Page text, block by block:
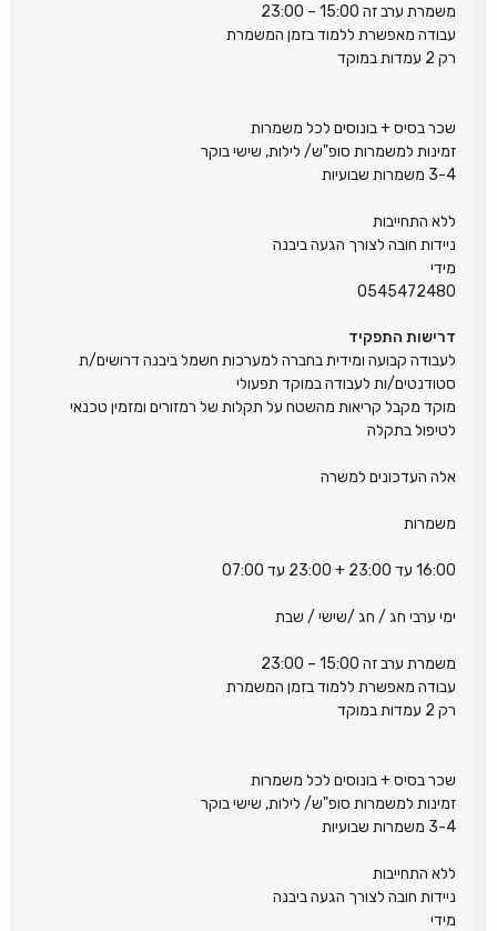
משמרת ערב זה 15:00 – 23:00
עבודה מאפשרת ללמוד בזמן המשמרת
רק 2 עמדות במוקד
שכר בסיס + בונוסים לכל משמרות
זמינות למשמרות סופ"ש/ לילות, שישי בוקר
3-4 משמרות שבועיות
ללא התחייבות
ניידות חובה לצורך הגעה ביבנה
מידי
0545472480
דרישות התפקיד
לעבודה קבועה ומידית בחברה למערכות חשמל ביבנה דרושים/ת
סטודנטים/ות לעבודה במוקד תפעולי
מוקד מקבל קריאות מהשטח על תקלות של רמזורים ומזמין טכנאי
לטיפול בתקלה
אלה העדכונים למשרה
משמרות
16:00 עד 23:00 + 23:00 עד 07:00
ימי ערבי חג / חג /שישי / שבת
משמרת ערב זה 15:00 – 23:00
עבודה מאפשרת ללמוד בזמן המשמרת
רק 2 עמדות במוקד
שכר בסיס + בונוסים לכל משמרות
זמינות למשמרות סופ"ש/ לילות, שישי בוקר
3-4 משמרות שבועיות
ללא התחייבות
ניידות חובה לצורך הגעה ביבנה
מידי